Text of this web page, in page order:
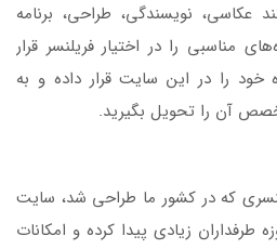
نویسندگی، طراحی، برنامه
مناسبی را در اختیار فریلنسر قرار
خود را در این سایت قرار داده و به
آن را تحویل بگیرید.
که در کشور ما طراحی شد، سایت
طرفداران زیادی پیدا کرده و امکانات